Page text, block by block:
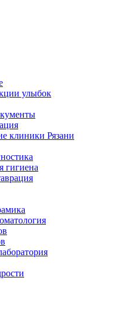
улыбок
клиники Рязани
гигиена